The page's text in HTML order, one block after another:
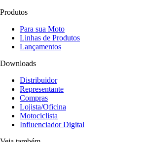
Produtos
Para sua Moto
Linhas de Produtos
Lançamentos
Downloads
Distribuidor
Representante
Compras
Lojista/Oficina
Motociclista
Influenciador Digital